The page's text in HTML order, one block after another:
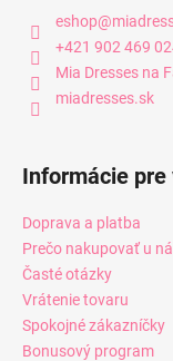
eshop@
+421 902 469
Mia Dresses na
miadresses.sk
Informácie pre
Doprava a platba
Prečo nakupovať u
Časté otázky
Vrátenie tovaru
Spokojné zákazníčky
Bonusový program